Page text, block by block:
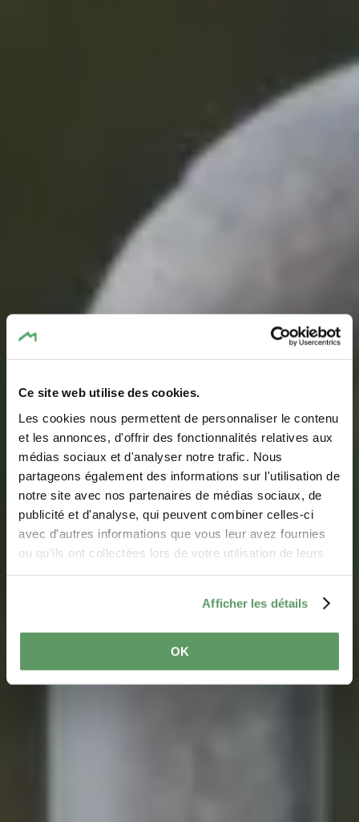
Ce site web utilise des cookies.
Les cookies nous permettent de personnaliser le contenu
et les annonces, d'offrir des fonctionnalités relatives aux
médias sociaux et d'analyser notre trafic. Nous
partageons également des informations sur l'utilisation de
notre site avec nos partenaires de médias sociaux, de
publicité et d'analyse, qui peuvent combiner celles-ci
avec d'autres informations que vous leur avez fournies
ou qu'ils ont collectées lors de votre utilisation de leurs
Afficher les détails
OK
Three Rivers Cycle
Route (PC3)